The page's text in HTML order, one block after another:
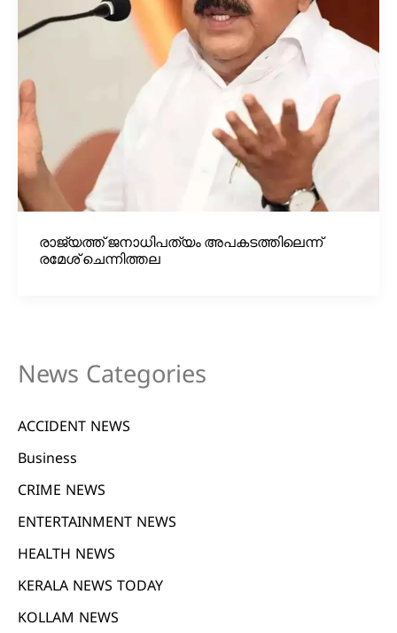
രാജ്യത്ത് ജനാധിപത്യം അപകടത്തിലെന്ന്
രമേശ് ചെന്നിത്തല
News Categories
ACCIDENT NEWS
Business
CRIME NEWS
ENTERTAINMENT NEWS
HEALTH NEWS
KERALA NEWS TODAY
KOLLAM NEWS